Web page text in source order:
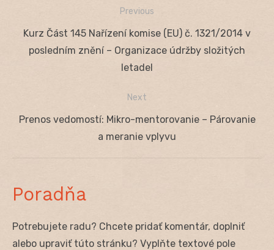
Navigácia
Previous
Previous
post:
Kurz Část 145 Nařízení komise (EU) č. 1321/2014 v
posledním znění – Organizace údržby složitých
letadel
Next
Next
Prenos vedomostí: Mikro-mentorovanie – Párovanie
a meranie vplyvu
Poradňa
Potrebujete radu? Chcete pridať komentár, doplniť
alebo upraviť túto stránku? Vyplňte textové pole